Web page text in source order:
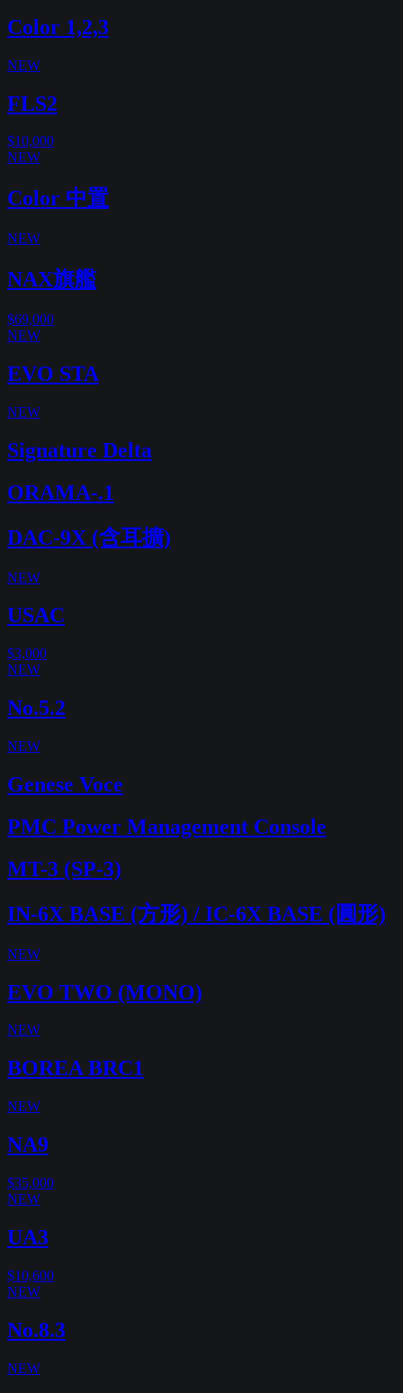
Color 1,2,3
NEW
FLS2
$10,000
NEW
Color 中置
NEW
NAX旗艦
$69,000
NEW
EVO STA
NEW
Signature Delta
ORAMA-.1
DAC-9X (含耳擴)
NEW
USAC
$3,000
NEW
No.5.2
NEW
Genese Voce
PMC Power Management Console
MT-3 (SP-3)
IN-6X BASE (方形) / IC-6X BASE (圓形)
NEW
EVO TWO (MONO)
NEW
BOREA BRC1
NEW
NA9
$35,000
NEW
UA3
$10,600
NEW
No.8.3
NEW